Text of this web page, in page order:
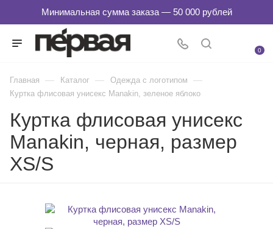
0
Главная — Каталог — Одежда с логотипом —
Куртка флисовая унисекс Manakin, зеленое яблоко
Куртка флисовая унисекс
Manakin, черная, размер
XS/S